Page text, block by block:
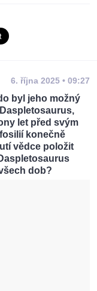
6. října 2025 • 09:27
byl jeho možný
let před svým
konečně
vědce položit
dob?